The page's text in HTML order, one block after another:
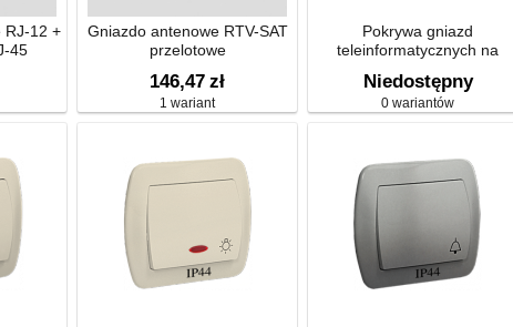
RJ-12 +
45
Gniazdo antenowe RTV-SAT
przelotowe
146,47 zł
1 wariant
Pokrywa gniazd
teleinformatycznych na
Niedostępny
0 wariantów